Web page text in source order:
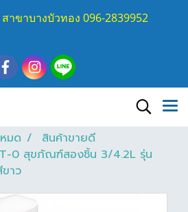
าขาบางบัวทอง 096-2839952
มด
สินค้าขายดี
0 สุขภัณฑ์สองชิ้น 3/4.2L รุ่น
าว